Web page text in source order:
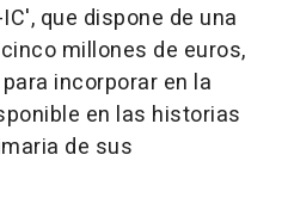
que dispone de una
millones de euros,
incorporar en la
en las historias
de sus